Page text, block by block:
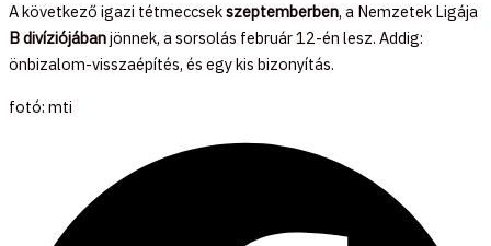
A következő igazi tétmeccsekszeptemberben, a Nemzetek Ligája
B divíziójábanjönnek, a sorsolás február 12-én lesz. Addig:
önbizalom-visszaépítés, és egy kis bizonyítás.
fotó: mti